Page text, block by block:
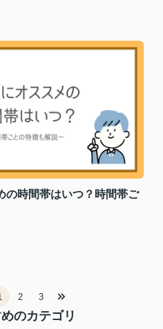
の時間帯はいつ？時間帯ご
2 3
のカテゴリ